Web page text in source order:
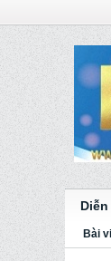
Bài